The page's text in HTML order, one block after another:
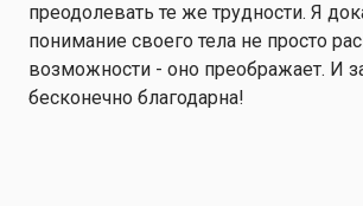
преодолевать те же трудности. Я
понимание своего тела не просто
возможности - оно преображает. И
бесконечно благодарна!